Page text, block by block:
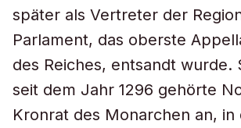
später als Vertreter der
Parlament, das oberste
des Reiches, entsandt wurde.
seit dem Jahr 1296 gehörte
Kronrat des Monarchen an, in